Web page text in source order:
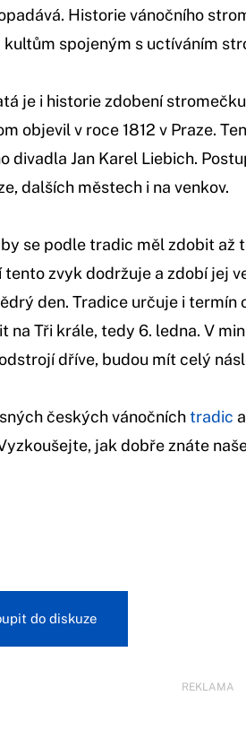
Historie vánočního
kultům spojeným s uctíváním
je i historie zdobení
objevil v roce 1812 v Praze.
divadla Jan Karel Liebich.
dalších městech i na venkov.
se podle tradic měl zdobit až
zvyk dodržuje a zdobí jej
den. Tradice určuje i termín
na Tři krále, tedy 6. ledna. V
dříve, budou mít celý
českých vánočníchtradic
jak dobře znáte
do diskuze
REKLAMA